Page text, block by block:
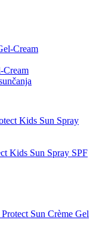
Cream
Kids Sun Spray SPF